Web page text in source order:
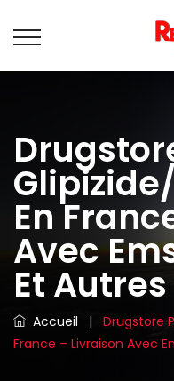
En
Avec
Et Autres
Accueil |
Drugstore
France – Livraison Avec